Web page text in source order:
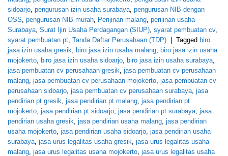
sidoarjo pengurusan izin usaha surabaya pengurusan NIB dengan
OSS pengurusan NIB murah Perijinan malang perijinan usaha
Surabaya Surat Ijin Usaha Perdagangan (SIUP) syarat pembuatan cv,
syarat pembuatan pt Tanda Daftar Perusahaan (TDP) Tagged biro
jasa izin usaha gresik
biro jasa izin usaha malang
biro jasa izin usaha
mojokerto
biro jasa izin usaha sidoarjo biro jasa izin usaha surabaya
jasa pembuatan cv perusahaan gresik jasa pembuatan cv perusahaan
malang jasa pembuatan cv perusahaan mojokerto jasa pembuatan cv
perusahaan sidoarjo jasa pembuatan cv perusahaan surabaya jasa
pendirian pt gresik jasa pendirian pt malang jasa pendirian pt
mojokerto jasa pendirian pt sidoarjo jasa pendirian pt surabaya jasa
pendirian usaha gresik jasa pendirian usaha malang jasa pendirian
usaha mojokerto jasa pendirian usaha sidoarjo jasa pendirian usaha
surabaya jasa urus legalitas usaha gresik jasa urus legalitas usaha
malang jasa urus legalitas usaha mojokerto jasa urus legalitas usaha